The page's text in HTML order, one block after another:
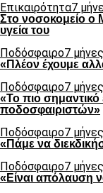
Επικαιρότητα7
Στο νοσοκομείο ο
υγεία του
Ποδόσφαιρο7
«Πλέον έχουμε
Ποδόσφαιρο7
«Το πιο
ποδοσφαιριστών»
Ποδόσφαιρο7
«Πάμε να
Ποδόσφαιρο7
«Είναι απόλαυση